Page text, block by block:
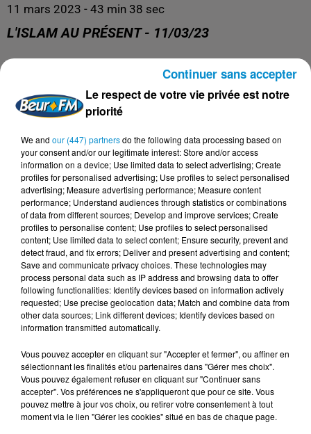
11 mars 2023 - 43 min 38 sec
L'ISLAM AU PRÉSENT - 11/03/23
DERNIERS PODCASTS
24 juillet 2026
Les Zinformés - 24/07/26
23 juillet 2026
Les Zinformés - 23/07/26
Le respect de votre vie privée est notre
priorité
We and our (447) partnersdo the following data processing based on
your consent and/or our legitimate interest: Store and/or access
information on a device; Use limited data to select advertising; Create
profiles for personalised advertising; Use profiles to select personalised
advertising; Measure advertising performance; Measure content
performance; Understand audiences through statistics or combinations
of data from different sources; Develop and improve services; Create
profiles to personalise content; Use profiles to select personalised
content; Use limited data to select content; Ensure security, prevent and
detect fraud, and fix errors; Deliver and present advertising and content;
Save and communicate privacy choices. These technologies may
process personal data such as IP address and browsing data to offer
following functionalities: Identify devices based on information actively
requested; Use precise geolocation data; Match and combine data from
other data sources; Link different devices; Identify devices based on
information transmitted automatically.
Vous pouvez accepter en cliquant sur "Accepter et fermer", ou affiner en
sélectionnant les finalités et/ou partenaires dans "Gérer mes choix".
Vous pouvez également refuser en cliquant sur "Continuer sans
accepter". Vos préférences ne s'appliqueront que pour ce site. Vous
pouvez mettre à jour vos choix, ou retirer votre consentement à tout
moment via le lien "Gérer les cookies" situé en bas de chaque page.
Continuer sans accepter